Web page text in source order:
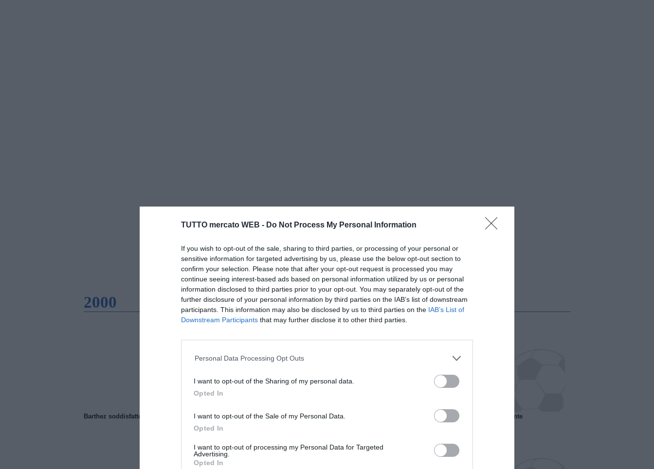
TUTTO mercato WEB - Do Not Process My Personal Information
If you wish to opt-out of the sale, sharing to third parties, or processing of your personal or
sensitive information for targeted advertising by us, please use the below opt-out section to
confirm your selection. Please note that after your opt-out request is processed you may
continue seeing interest-based ads based on personal information utilized by us or personal
information disclosed to third parties prior to your opt-out. You may separately opt-out of the
further disclosure of your personal information by third parties on the IAB’s list of downstream
participants. This information may also be disclosed by us to third parties on the IAB’s List of
Downstream Participants that may further disclose it to other third parties.
Personal Data Processing Opt Outs
I want to opt-out of the Sharing of my personal data.
Opted In
I want to opt-out of the Sale of my Personal Data.
Opted In
I want to opt-out of processing my Personal Data for Targeted
Advertising.
Opted In
2000
Barthez soddisfatto del Manchester United Il Rayo Vallecano spinge per Zamorano Francia, il Marsiglia senza presidente